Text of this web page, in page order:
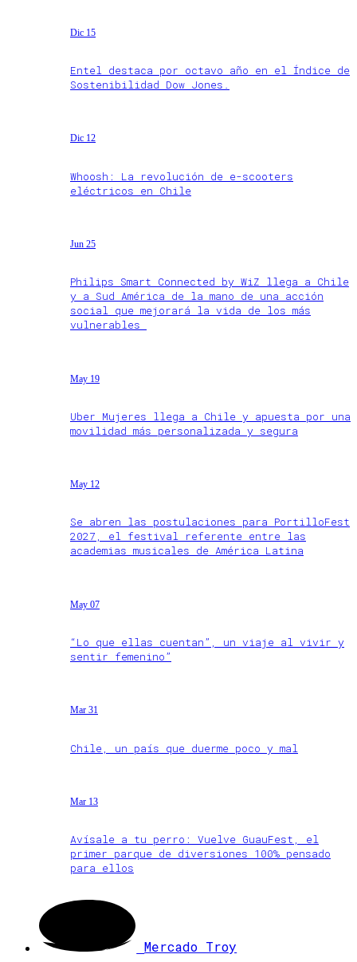
Dic 15
Entel destaca por octavo año en el Índice de
Sostenibilidad Dow Jones.
Dic 12
Whoosh: La revolución de e-scooters
eléctricos en Chile
Jun 25
Philips Smart Connected by WiZ llega a Chile
y a Sud América de la mano de una acción
social que mejorará la vida de los más
vulnerables
May 19
Uber Mujeres llega a Chile y apuesta por una
movilidad más personalizada y segura
May 12
Se abren las postulaciones para PortilloFest
2027, el festival referente entre las
academias musicales de América Latina
May 07
“Lo que ellas cuentan”, un viaje al vivir y
sentir femenino”
Mar 31
Chile, un país que duerme poco y mal
Mar 13
Avísale a tu perro: Vuelve GuauFest, el
primer parque de diversiones 100% pensado
para ellos
Mercado Troy